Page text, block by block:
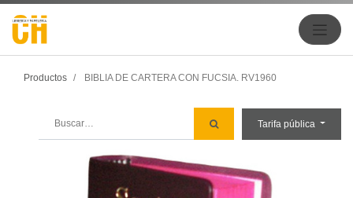
Productos BIBLIA DE CARTERA CON FUCSIA. RV1960
Tarifa pública